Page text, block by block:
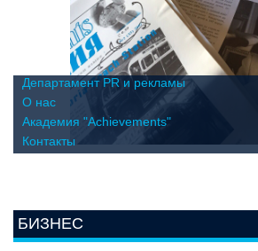
Департамент PR и рекламы
О нас
Академия "Achievements"
Контакты
БИЗНЕС